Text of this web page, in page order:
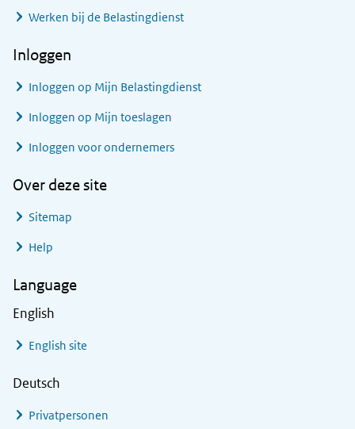
Werken bij de Belastingdienst
Inloggen
Inloggen op Mijn Belastingdienst
Inloggen op Mijn toeslagen
Inloggen voor ondernemers
Over deze site
Sitemap
Help
Language
English
English site
Deutsch
Privatpersonen